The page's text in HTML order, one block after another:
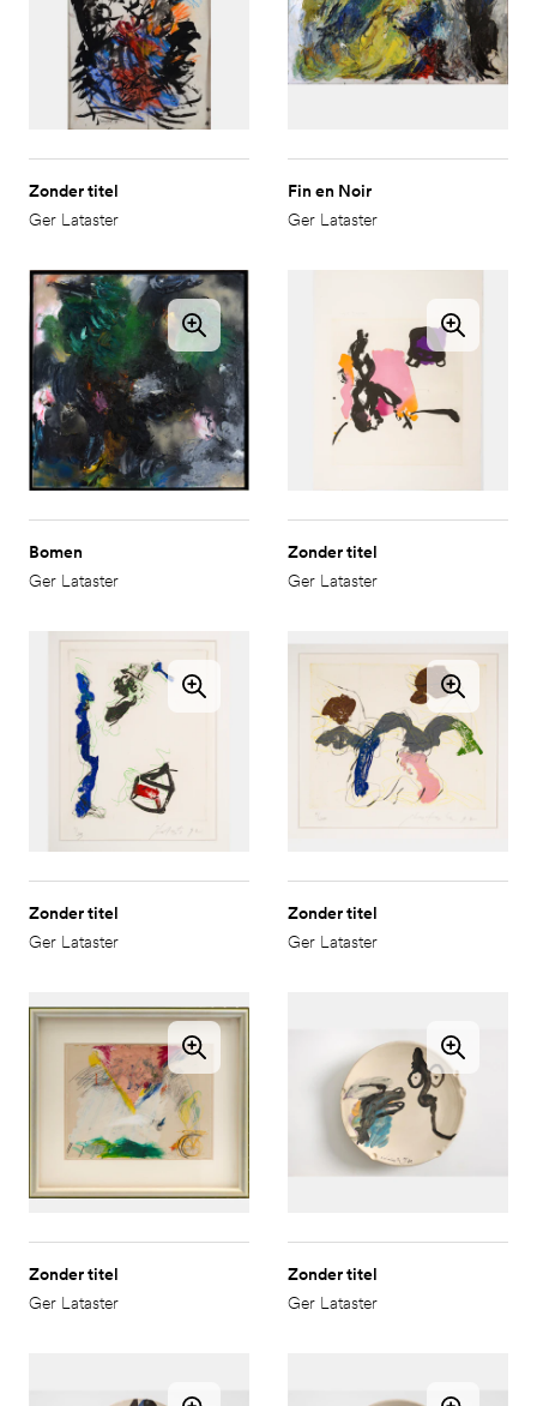
Zonder titel
Ger Lataster
Fin en Noir
Ger Lataster
Bomen
Ger Lataster
Zonder titel
Ger Lataster
Zonder titel
Ger Lataster
Zonder titel
Ger Lataster
Zonder titel
Ger Lataster
Zonder titel
Ger Lataster